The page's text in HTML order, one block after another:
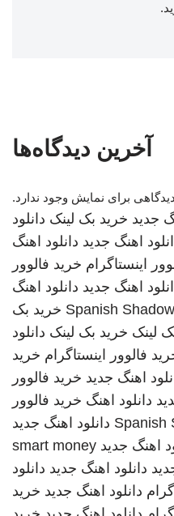
.
آخرین دیدگاه‌ها
دیدگاهی برای نمایش وجود ندارد.
جدید خرید بک لینک دانلود
اهنگ جدید دانلود اهنگ
اینستاگرام خرید فالوور
اهنگ جدید دانلود اهنگ
Spanish خرید بک
لینک خرید بک لینک دانلود
فالوور اینستاگرام خرید
اهنگ جدید خرید فالوور
دانلود اهنگ خرید فالوور
Spanish دانلود اهنگ جدید
اهنگ جدید smart money
دانلود اهنگ جدید دانلود
دانلود اهنگ جدید خرید